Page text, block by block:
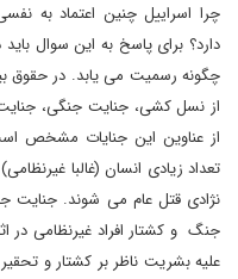
چرا اسراییل چنین اعتماد به
دارد؟ برای پاسخ به این سوال
چگونه رسمیت می یابد. در حقوق
از نسل کشی، جنایت جنگی،
از عناوین این جنایات مشخص
تعداد زیادی انسان (غالبا
نژادی قتل عام می شوند. جنایت
جنگ و کشتار افراد غیرنظامی در
علیه بشریت ناظر بر کشتار و